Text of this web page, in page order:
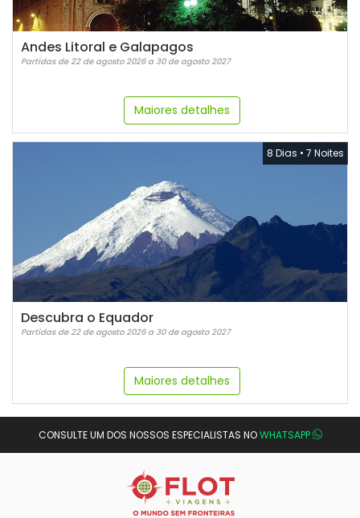
Andes Litoral e Galapagos
Partidas de 22 de agosto 2026 a 30 de agosto 2027
Maiores detalhes
8 Dias • 7 Noites
Descubra o Equador
Partidas de 22 de agosto 2026 a 30 de agosto 2027
Maiores detalhes
CONSULTE UM DOS NOSSOS ESPECIALISTAS NOWHATSAPP